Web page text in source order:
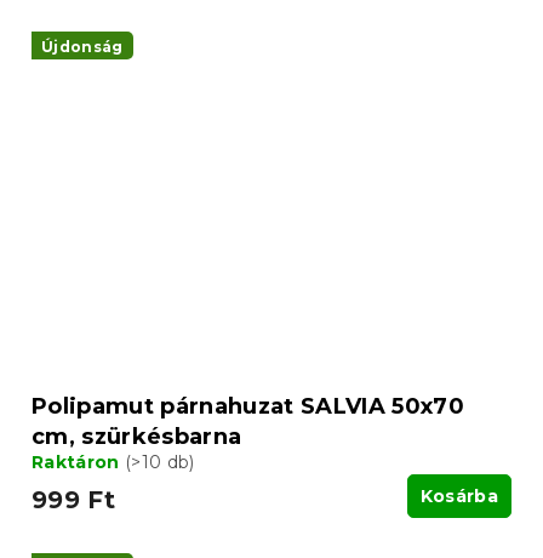
Újdonság
Polipamut párnahuzat SALVIA 50x70
cm, szürkésbarna
Raktáron (>10 db)
999 Ft Kosárba